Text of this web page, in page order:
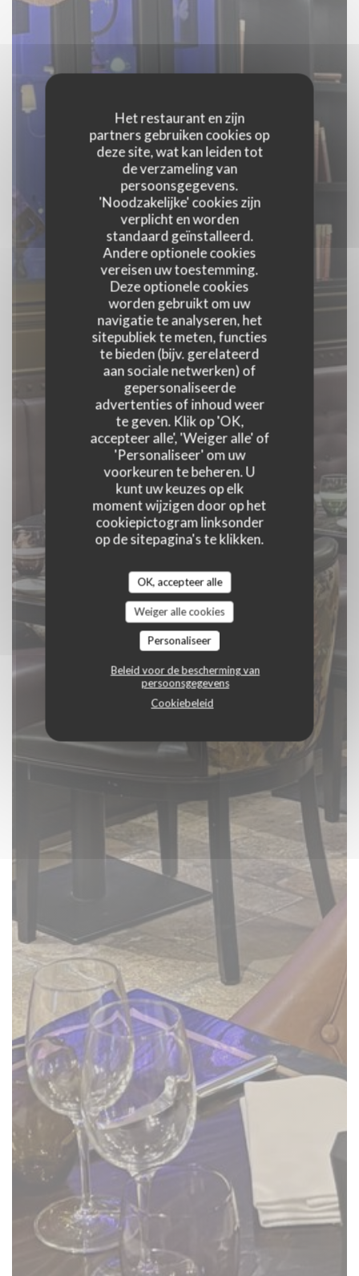
Het restaurant en zijn
partners gebruiken cookies op
deze site, wat kan leiden tot
de verzameling van
persoonsgegevens.
'Noodzakelijke' cookies zijn
verplicht en worden
standaard geïnstalleerd.
Andere optionele cookies
vereisen uw toestemming.
Deze optionele cookies
worden gebruikt om uw
navigatie te analyseren, het
sitepubliek te meten, functies
te bieden (bijv. gerelateerd
aan sociale netwerken) of
gepersonaliseerde
advertenties of inhoud weer
te geven. Klik op 'OK,
accepteer alle', 'Weiger alle' of
'Personaliseer' om uw
voorkeuren te beheren. U
kunt uw keuzes op elk
moment wijzigen door op het
cookiepictogram linksonder
op de sitepagina's te klikken.
OK, accepteer alle
Weiger alle cookies
Personaliseer
Beleid voor de bescherming van
persoonsgegevens
Cookiebeleid
L'ARTISAN
FRANCO-AFRICAIN|GENÈVE
RESERVEER EEN TAFEL